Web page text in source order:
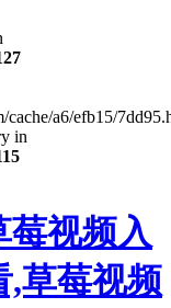
cache/a6/efb15/
in
莓视频入
,草莓视频